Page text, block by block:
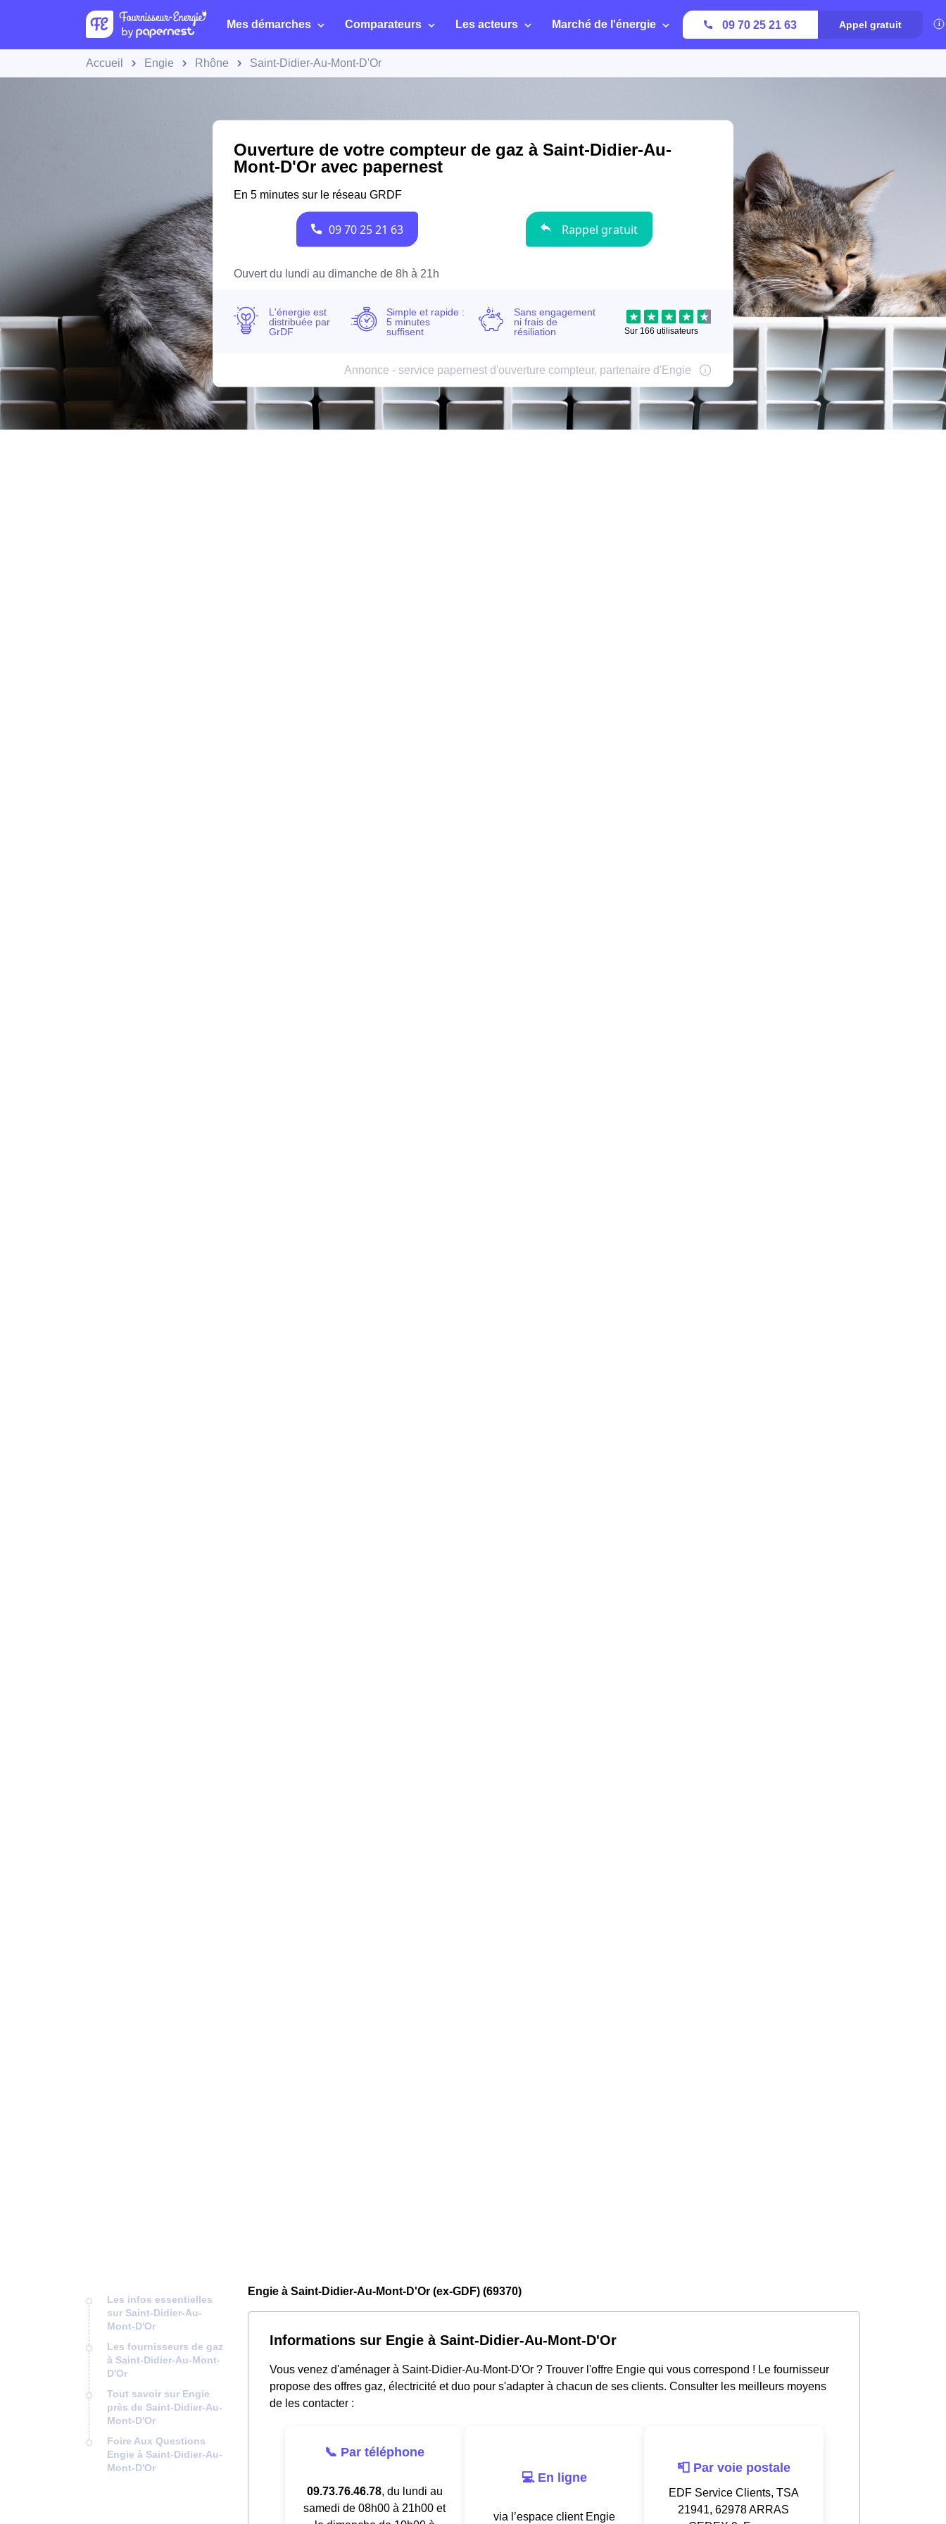
Mes démarches Comparateurs Les acteurs Marché de l'énergie 09 70 25 21 63 Appel gratuit
Accueil Engie Rhône Saint-Didier-Au-Mont-D'Or
Les infos essentielles
sur Saint-Didier-Au-
Mont-D'Or
Les fournisseurs de gaz
à Saint-Didier-Au-Mont-
D'Or
Tout savoir sur Engie
près de Saint-Didier-Au-
Mont-D'Or
Foire Aux Questions
Engie à Saint-Didier-Au-
Mont-D'Or
Engie à Saint-Didier-Au-Mont-D'Or (ex-GDF) (69370)
Informations sur Engie à Saint-Didier-Au-Mont-D'Or
Vous venez d'aménager à Saint-Didier-Au-Mont-D'Or ? Trouver l'offre Engie qui vous correspond ! Le fournisseur
propose des offres gaz, électricité et duo pour s'adapter à chacun de ses clients. Consulter les meilleurs moyens
de les contacter :
📞 Par téléphone
09.73.76.46.78, du lundi au
samedi de 08h00 à 21h00 et
💻 En ligne
via l’espace client Engie
📮 Par voie postale
EDF Service Clients, TSA
21941, 62978 ARRAS